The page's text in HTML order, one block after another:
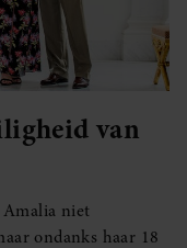
van
niet
ondanks haar 18